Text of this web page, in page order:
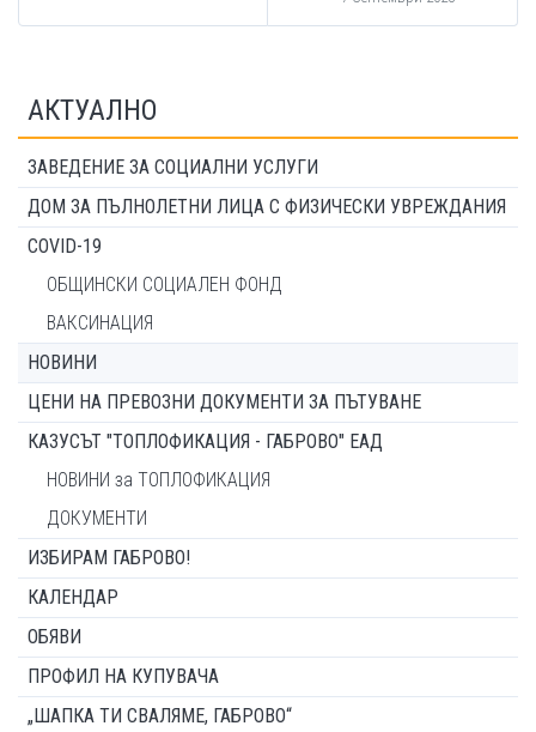
АКТУАЛНО
ЗАВЕДЕНИЕ ЗА СОЦИАЛНИ УСЛУГИ
ДОМ ЗА ПЪЛНОЛЕТНИ ЛИЦА С ФИЗИЧЕСКИ УВРЕЖДАНИЯ
COVID-19
ОБЩИНСКИ СОЦИАЛЕН ФОНД
ВАКСИНАЦИЯ
НОВИНИ
ЦЕНИ НА ПРЕВОЗНИ ДОКУМЕНТИ ЗА ПЪТУВАНЕ
КАЗУСЪТ "ТОПЛОФИКАЦИЯ - ГАБРОВО" ЕАД
НОВИНИ за ТОПЛОФИКАЦИЯ
ДОКУМЕНТИ
ИЗБИРАМ ГАБРОВО!
КАЛЕНДАР
ОБЯВИ
ПРОФИЛ НА КУПУВАЧА
„ШАПКА ТИ СВАЛЯМЕ, ГАБРОВО“